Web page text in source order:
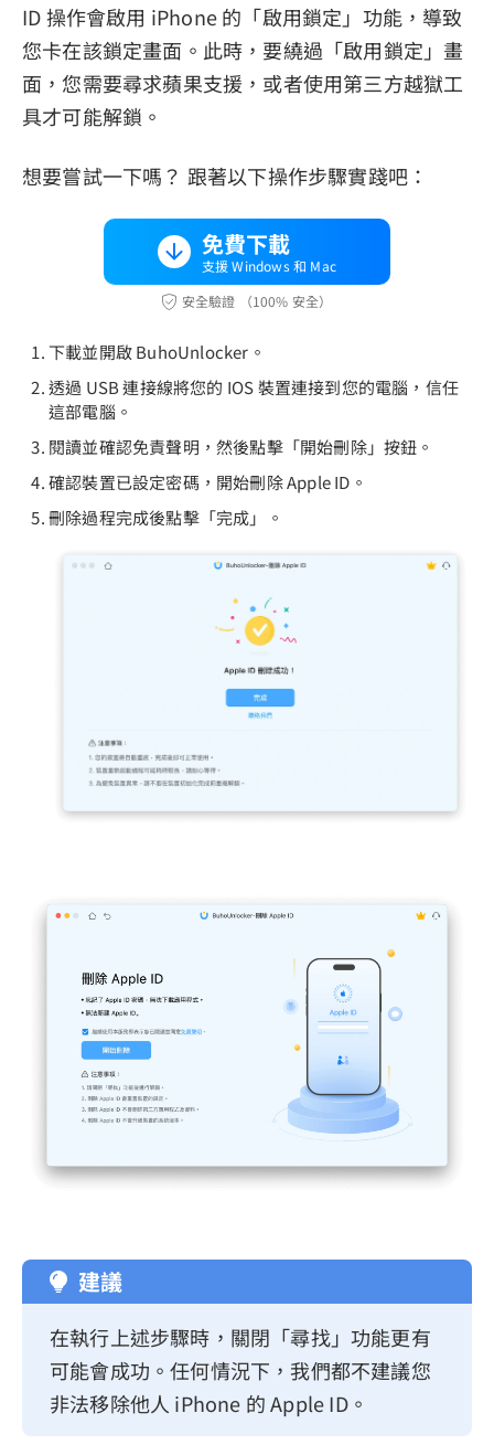
ID 操作會啟用 iPhone 的「啟用鎖定」功能，導致
您卡在該鎖定畫面。此時，要繞過「啟用鎖定」畫
面，您需要尋求蘋果支援，或者使用第三方越獄工
具才可能解鎖。
想要嘗試一下嗎？ 跟著以下操作步驟實踐吧：
免費下載
支援 Windows 和 Mac
安全驗證 （100% 安全）
下載並開啟 BuhoUnlocker。
透過 USB 連接線將您的 IOS 裝置連接到您的電腦，信任
這部電腦。
閱讀並確認免責聲明，然後點擊「開始刪除」按鈕。
確認裝置已設定密碼，開始刪除 Apple ID。
刪除過程完成後點擊「完成」。
建議
在執行上述步驟時，關閉「尋找」功能更有
可能會成功。任何情況下，我們都不建議您
非法移除他人 iPhone 的 Apple ID。